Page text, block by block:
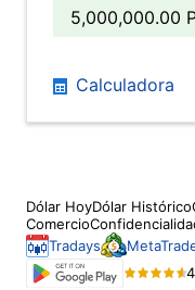
5,000,000.00
Calculadora
Dólar HoyDólar Histórico
Comercio
Tradays